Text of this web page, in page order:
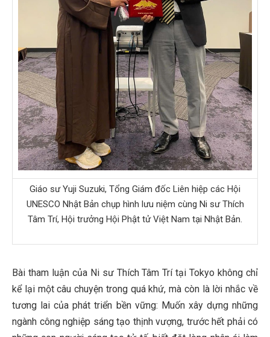
Giáo sư Yuji Suzuki, Tổng Giám đốc Liên hiệp các Hội
UNESCO Nhật Bản chụp hình lưu niệm cùng Ni sư Thích
Tâm Trí, Hội trưởng Hội Phật tử Việt Nam tại Nhật Bản.
Bài tham luận của Ni sư Thích Tâm Trí tại Tokyo không chỉ
kể lại một câu chuyện trong quá khứ, mà còn là lời nhắc về
tương lai của phát triển bền vững: Muốn xây dựng những
ngành công nghiệp sáng tạo thịnh vượng, trước hết phải có